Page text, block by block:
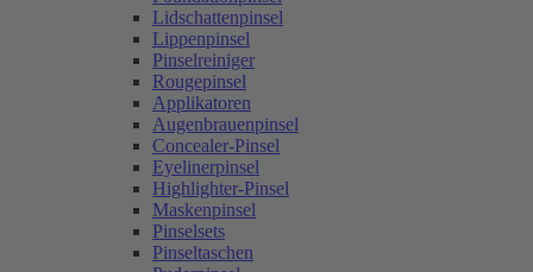
Lidschattenpinsel
Lippenpinsel
Pinselreiniger
Rougepinsel
Applikatoren
Augenbrauenpinsel
Concealer-Pinsel
Eyelinerpinsel
Highlighter-Pinsel
Maskenpinsel
Pinselsets
Pinseltaschen